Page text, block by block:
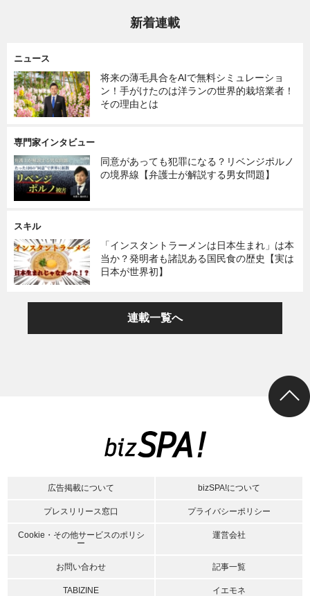
新着連載
ニュース
将来の薄毛具合をAIで無料シミュレーショ
ン！手がけたのは洋ランの世界的栽培業者！
その理由とは
専門家インタビュー
同意があっても犯罪になる？リベンジポルノ
の境界線【弁護士が解説する男女問題】
スキル
「インスタントラーメンは日本生まれ」は本
当か？発明者も諸説ある国民食の歴史【実は
日本が世界初】
連載一覧へ
広告掲載について bizSPA!について
プレスリリース窓口 プライバシーポリシー
Cookie・その他サービスのポリシ
ー
運営会社
お問い合わせ 記事一覧
TABIZINE イエモネ